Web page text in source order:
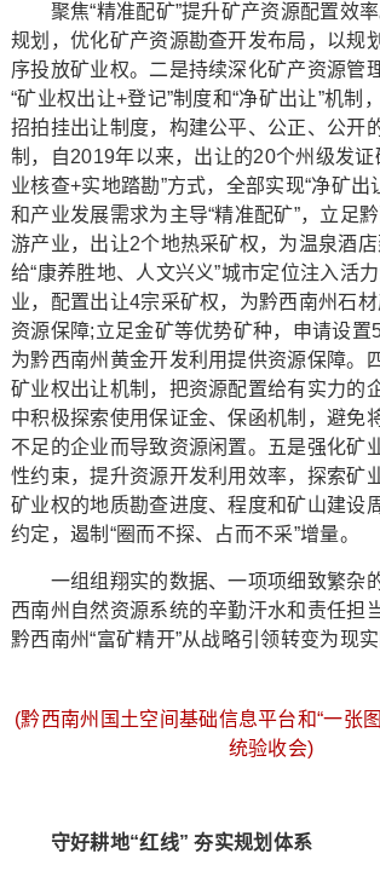
聚焦“精准配矿”提升矿产资源配置效率
规划，优化矿产资源勘查开发布局，以规
序投放矿业权。二是持续深化矿产资源管
“矿业权出让+登记”制度和“净矿出让”机制
招拍挂出让制度，构建公平、公正、公开
制，自2019年以来，出让的20个州级发证
业核查+实地踏勘”方式，全部实现“净矿出
和产业发展需求为主导“精准配矿”，立足
游产业，出让2个地热采矿权，为温泉酒店
给“康养胜地、人文兴义”城市定位注入活
业，配置出让4宗采矿权，为黔西南州石
资源保障;立足金矿等优势矿种，申请设置
为黔西南州黄金开发利用提供资源保障。
矿业权出让机制，把资源配置给有实力的
中积极探索使用保证金、保函机制，避免
不足的企业而导致资源闲置。五是强化矿
性约束，提升资源开发利用效率，探索矿
矿业权的地质勘查进度、程度和矿山建设
约定，遏制“圈而不探、占而不采”增量。
一组组翔实的数据、一项项细致繁杂
西南州自然资源系统的辛勤汗水和责任担
黔西南州“富矿精开”从战略引领转变为现实
(黔西南州国土空间基础信息平台和“一张
统验收会)
守好耕地“红线” 夯实规划体系